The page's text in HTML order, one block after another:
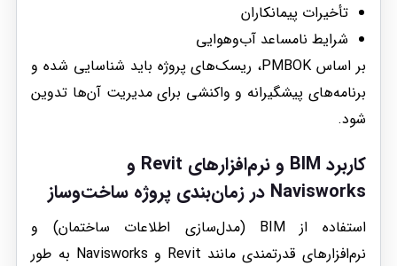
تأخیرات پیمانکاران
شرایط نامساعد آب‌وهوایی
بر اساس PMBOK، ریسک‌های پروژه باید شناسایی شده و
برنامه‌های پیشگیرانه و واکنشی برای مدیریت آن‌ها تدوین
شود.
کاربرد BIM و نرم‌افزارهای Revit و
Navisworks در زمان‌بندی پروژه‌ ساخت‌وساز
استفاده از BIM (مدل‌سازی اطلاعات ساختمان) و
نرم‌افزارهای قدرتمندی مانند Revit و Navisworks به طور